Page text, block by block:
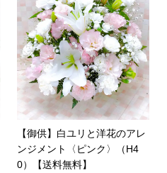
【御供】白ユリと洋花のアレ
ンジメント〈ピンク〉（H4
0）【送料無料】